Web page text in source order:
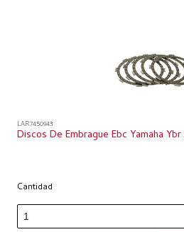
LAR7450943
Discos De Embrague Ebc Yamaha
Cantidad